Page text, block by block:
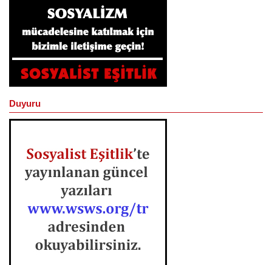
Duyuru